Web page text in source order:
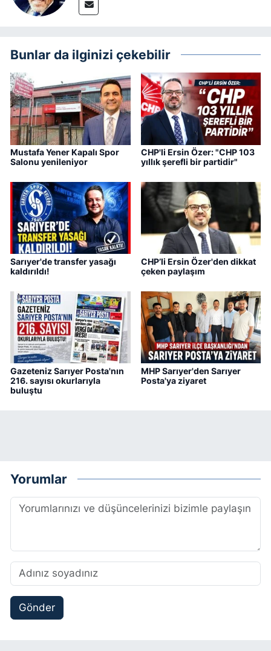
Bunlar da ilginizi çekebilir
Mustafa Yener Kapalı Spor
Salonu yenileniyor
CHP'li Ersin Özer: "CHP 103
yıllık şerefli bir partidir"
Sarıyer'de transfer yasağı
kaldırıldı!
CHP’li Ersin Özer'den dikkat
çeken paylaşım
Gazeteniz Sarıyer Posta'nın
216. sayısı okurlarıyla
buluştu
MHP Sarıyer'den Sarıyer
Posta'ya ziyaret
Yorumlar
Gönder